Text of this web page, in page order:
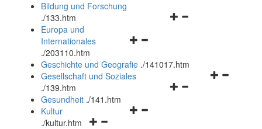
Navigationsmenü
Bildung und Forschung
./133.htm
Navigationsmenü
und
schließen
Europa und
Internationales
./203110.htm
Geschichte und Geografie ./141017.htm
Navigationsmenü
Gesellschaft und Soziales
./139.htm
Navigationsmenü
Gesundheit ./141.htm
Navigationsmenü
Kultur
./kultur.htm